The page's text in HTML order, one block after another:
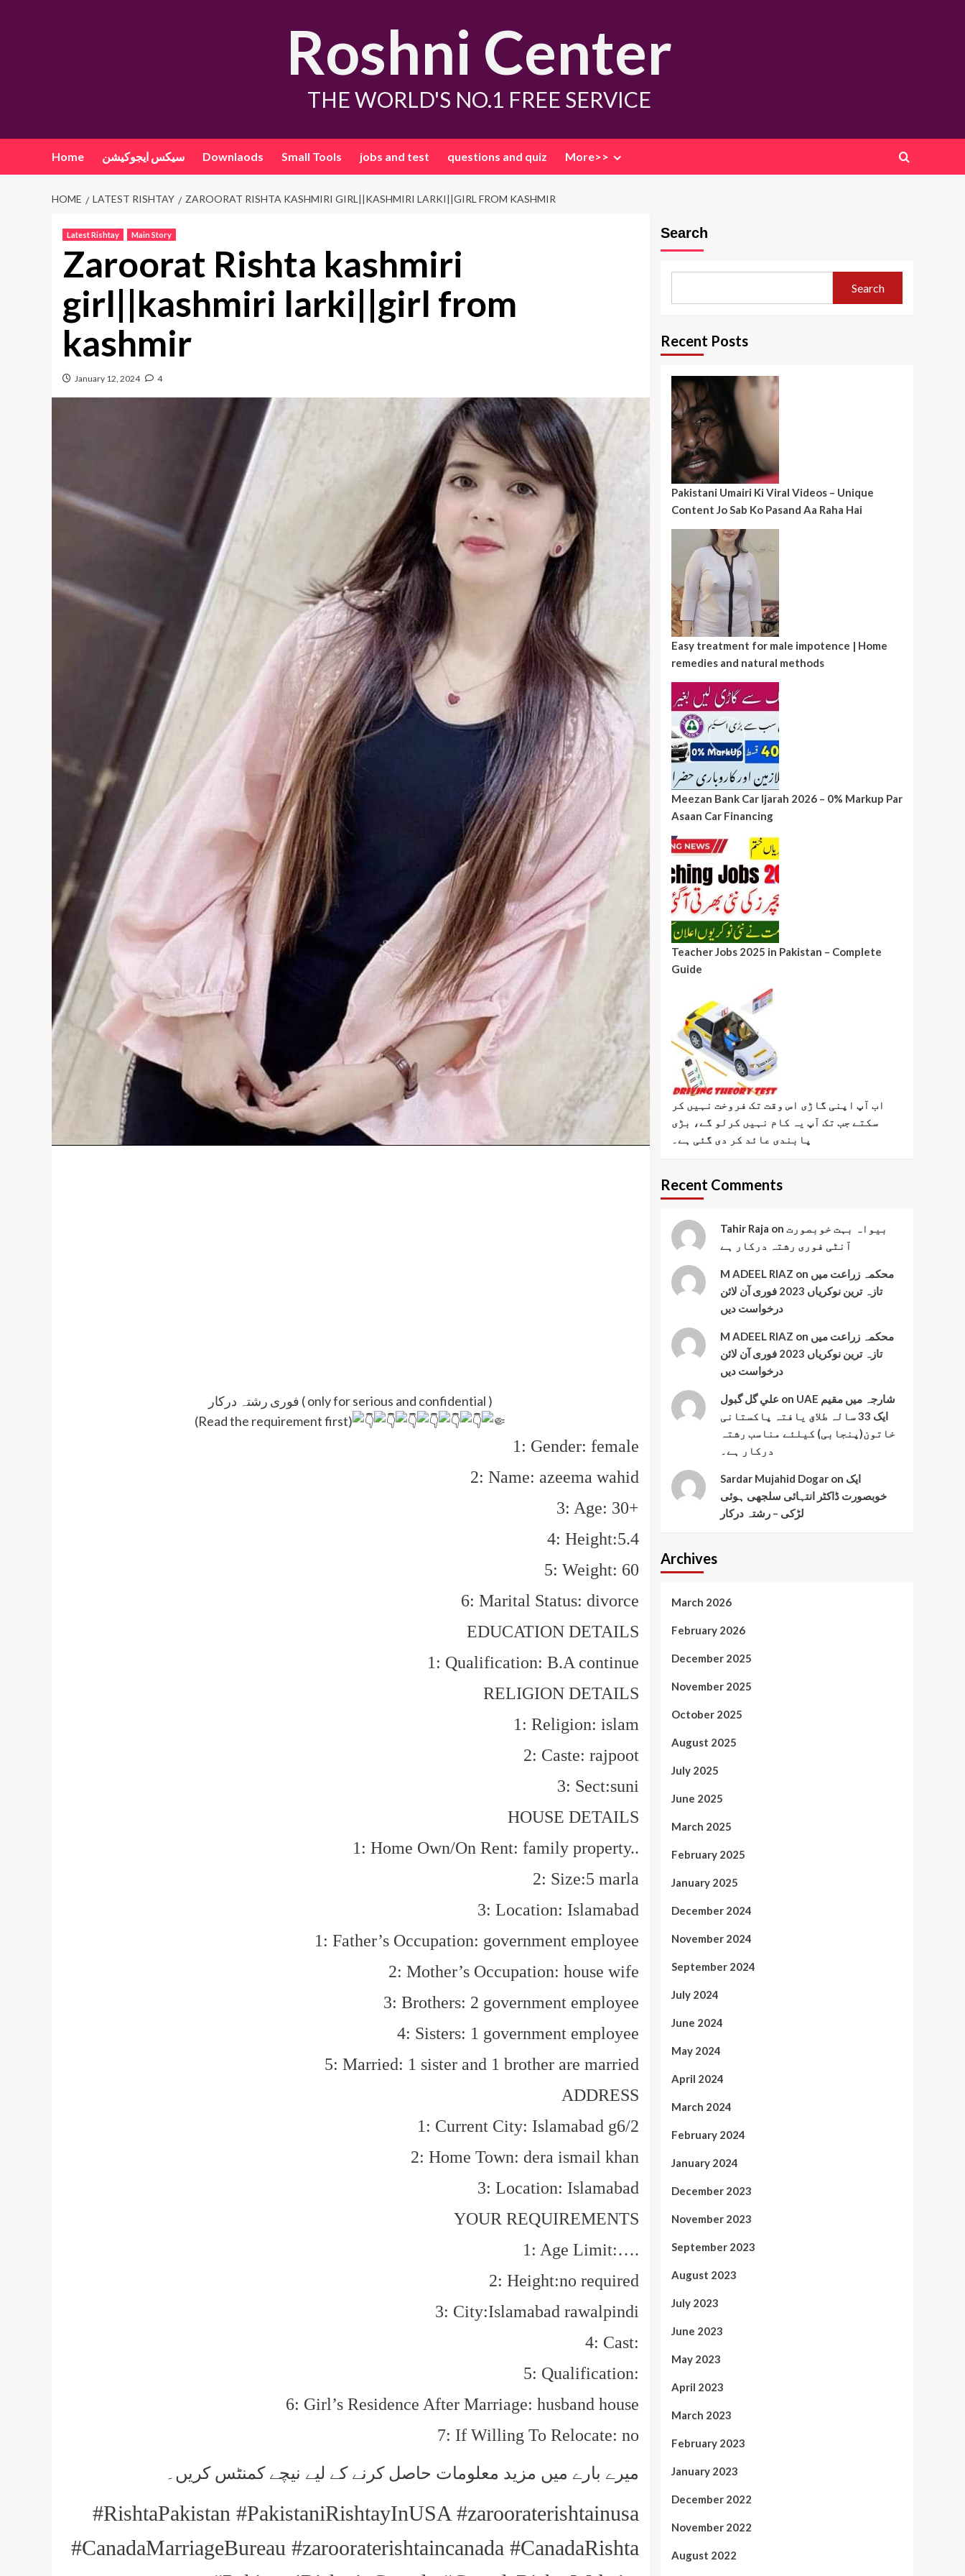
Roshni Center
THE WORLD'S NO.1 FREE SERVICE
Home سیکس ایجوکیشن Downlaods Small Tools jobs and test questions and quiz More>>
HOME LATEST RISHTAY ZAROORAT RISHTA KASHMIRI GIRL||KASHMIRI LARKI||GIRL FROM KASHMIR
Latest Rishtay Main Story
Zaroorat Rishta kashmiri
girl||kashmiri larki||girl from
kashmir
January 12, 2024 4
فوری رشتہ درکار ( only for serious and confidential )
(Read the requirement first)
1: Gender: female
2: Name: azeema wahid
3: Age: 30+
4: Height:5.4
5: Weight: 60
6: Marital Status: divorce
EDUCATION DETAILS
1: Qualification: B.A continue
RELIGION DETAILS
1: Religion: islam
2: Caste: rajpoot
3: Sect:suni
HOUSE DETAILS
1: Home Own/On Rent: family property..
2: Size:5 marla
3: Location: Islamabad
1: Father’s Occupation: government employee
2: Mother’s Occupation: house wife
3: Brothers: 2 government employee
4: Sisters: 1 government employee
5: Married: 1 sister and 1 brother are married
ADDRESS
1: Current City: Islamabad g6/2
2: Home Town: dera ismail khan
3: Location: Islamabad
YOUR REQUIREMENTS
1: Age Limit:….
2: Height:no required
3: City:Islamabad rawalpindi
4: Cast:
5: Qualification:
6: Girl’s Residence After Marriage: husband house
7: If Willing To Relocate: no
میرے بارے میں مزید معلومات حاصل کرنے کے لیے نیچے کمنٹس کریں۔
#RishtaPakistan #PakistaniRishtayInUSA #zarooraterishtainusa
#CanadaMarriageBureau #zarooraterishtaincanada #CanadaRishta
Search
Search
Recent Posts
Pakistani Umairi Ki Viral Videos – Unique
Content Jo Sab Ko Pasand Aa Raha Hai
Easy treatment for male impotence | Home
remedies and natural methods
Meezan Bank Car Ijarah 2026 – 0% Markup Par
Asaan Car Financing
Teacher Jobs 2025 in Pakistan – Complete
Guide
اب آپ اپنی گاڑی اس وقت تک فروخت نہیں کر
سکتے جب تک آپ یہ کام نہیں کرلو گے، بڑی
پابندی عائد کر دی گئی ہے۔
Recent Comments
Tahir Raja on بیواہ بہت خوبصورت
آنٹی فوری رشتہ درکار ہے
M ADEEL RIAZ on محکمہ زراعت میں
تازہ ترین نوکریاں 2023 فوری آن لائن
درخواست دیں
M ADEEL RIAZ on محکمہ زراعت میں
تازہ ترین نوکریاں 2023 فوری آن لائن
درخواست دیں
علي گل گبول on UAE شارجہ میں مقیم
ایک 33 سالہ طلاق یافتہ پاکستانی
خاتون(پنجابی) کیلئے مناسب رشتہ
درکار ہے۔
Sardar Mujahid Dogaron ایک
خوبصورت ڈاکٹر انتہائی سلجھی ہوئی
لڑکی – رشتہ درکار
Archives
March 2026
February 2026
December 2025
November 2025
October 2025
August 2025
July 2025
June 2025
March 2025
February 2025
January 2025
December 2024
November 2024
September 2024
July 2024
June 2024
May 2024
April 2024
March 2024
February 2024
January 2024
December 2023
November 2023
September 2023
August 2023
July 2023
June 2023
May 2023
April 2023
March 2023
February 2023
January 2023
December 2022
November 2022
August 2022